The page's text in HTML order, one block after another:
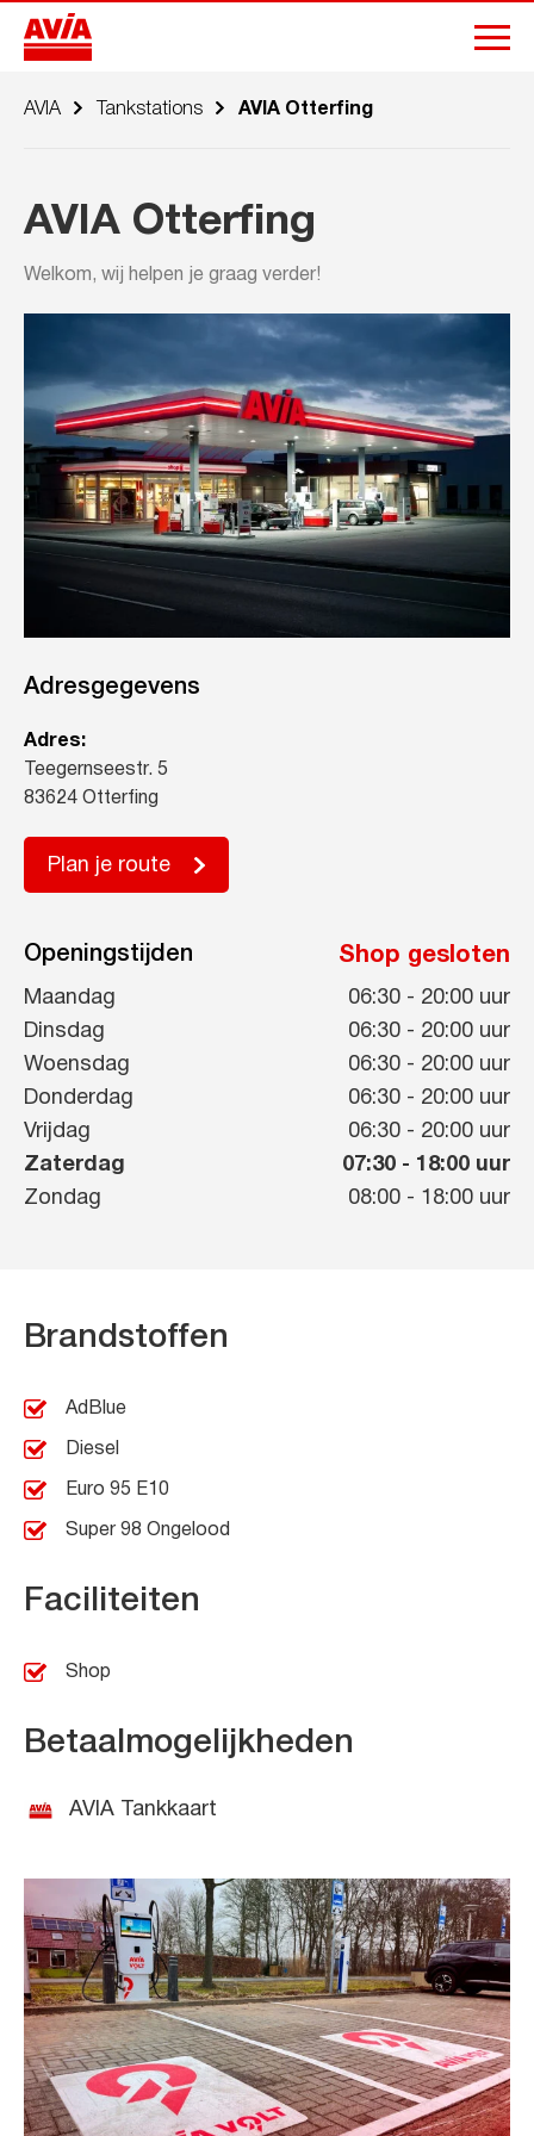
AVIA Tankstations AVIA Otterfing
AVIA Otterfing
Welkom, wij helpen je graag verder!
Adresgegevens
Adres:
Teegernseestr. 5
83624 Otterfing
Plan je route
Openingstijden Shop gesloten
Maandag 06:30 - 20:00 uur
Dinsdag
06:30 - 20:00 uur
Woensdag
06:30 - 20:00 uur
Donderdag
06:30 - 20:00 uur
Vrijdag
06:30 - 20:00 uur
Zaterdag
07:30 - 18:00 uur
Zondag
08:00 - 18:00 uur
Brandstoffen
AdBlue
Diesel
Euro 95 E10
Super 98 Ongelood
Faciliteiten
Shop
Betaalmogelijkheden
AVIA Tankkaart